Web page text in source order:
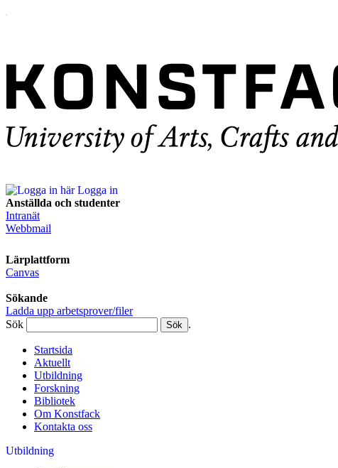
Logga in
Anställda och studenter
Intranät
Webbmail
Lärplattform
Canvas
Sökande
Ladda upp arbetsprover/filer
Sök
.
Startsida
Aktuellt
Utbildning
Forskning
Bibliotek
Om Konstfack
Kontakta oss
Utbildning